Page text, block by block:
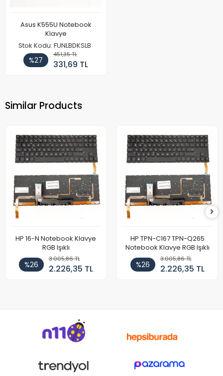
Asus K555U Notebook
Klavye
Stok Kodu: FUNLBDKSLB
%27
451,35 TL
331,69 TL
Similar Products
HP 16-N Notebook Klavye
RGB Işıklı
%26
3.005,86 TL
2.226,35 TL
HP TPN-C167 TPN-Q265
Notebook Klavye RGB Işıklı
%26
3.005,86 TL
2.226,35 TL